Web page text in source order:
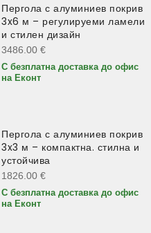
Пергола с алуминиев покрив
3x6 м – регулируеми ламели
и стилен дизайн
3486.00 €
С безплатна доставка до офис
на Еконт
Пергола с алуминиев покрив
3x3 м – компактна. стилна и
устойчива
1826.00 €
С безплатна доставка до офис
на Еконт